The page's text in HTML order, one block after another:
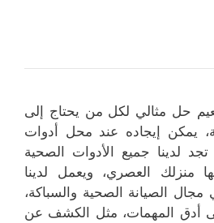
حل مثالي لكل من يحتاج إلى
يمكن إيجاده عند محل أدوات
لدينا جميع الأدوات الصحية
منزلك العصري، ويعمل لدينا
الصيانة الصحية والسباكة،
أدق المهمات، مثل الكشف عن